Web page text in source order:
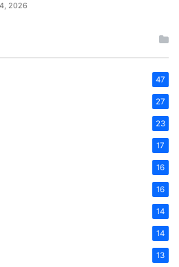
2026
47
27
23
17
16
16
14
14
13